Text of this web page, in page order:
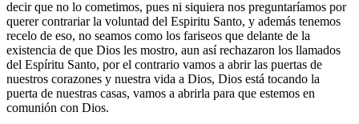
decir que no lo cometimos, pues ni siquiera nos preguntaríamos por
querer contrariar la voluntad del Espiritu Santo, y además tenemos
recelo de eso, no seamos como los fariseos que delante de la
existencia de que Dios les mostro, aun así rechazaron los llamados
del Espíritu Santo, por el contrario vamos a abrir las puertas de
nuestros corazones y nuestra vida a Dios, Dios está tocando la
puerta de nuestras casas, vamos a abrirla para que estemos en
comunión con Dios.